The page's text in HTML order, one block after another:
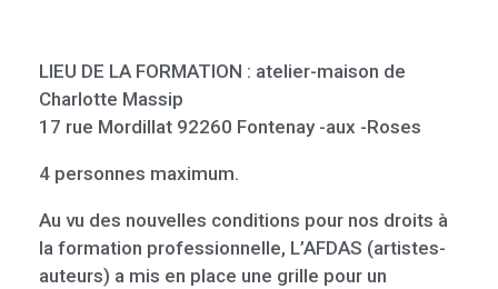
LIEU DE LA FORMATION : atelier-maison de
Charlotte Massip
17 rue Mordillat 92260 Fontenay -aux -Roses
4 personnes maximum.
Au vu des nouvelles conditions pour nos droits à
la formation professionnelle, L’AFDAS (artistes-
auteurs) a mis en place une grille pour un